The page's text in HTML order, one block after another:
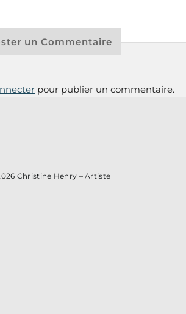
un Commentaire
pour publier un commentaire.
Christine Henry – Artiste